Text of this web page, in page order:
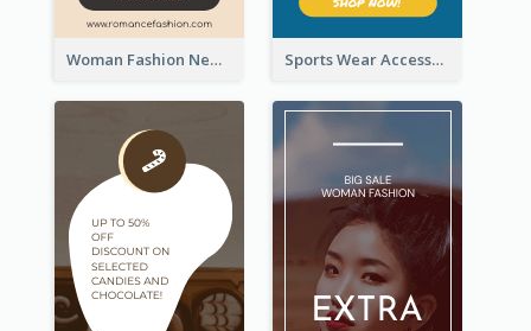
Woman Fashion New Arrivals Sale Wide Skyscraper Banner Sports Wear Accessories Special Sale Wide Skyscraper Banner